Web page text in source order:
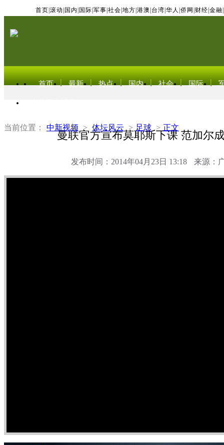
首页 滚动 国内 国际 军事 社会 地方 港澳 台湾 华人 侨网 财经 金融
首页 最新 热点 国内 社会 国际
当前位置： 中新视频 > 体坛风云 > 足球 > 正文
曼联官方宣布莫耶斯下课 范加尔
发布时间：2014年04月23日 13:18 来源：